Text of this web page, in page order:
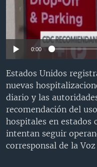
VENEZUELA
BRASIL
NICARAGUA
ECONOMÍA
ENTRETENIMIENTO Y
TECNOLOGÍA
CIENCIA Y SALUD
MULTIMEDIA
VIDEOS
FOTOGRAFÍA
PROGRAMAS TV
EL MUNDO AL DÍA
VISIÓN 360
LAS CLAVES
PANORAMA
RADIO
AUDIONOTICIAS
BUENOS DÍAS AMÉRICA
ESTADOS UNIDOS AL DÍA
EL MUNDO AL DÍA
FORO [RADIO]
DOCUMENTALES DE LA VOA
Learning English
SÍGANOS
0:00
Estados Unidos
nuevas
diario y las
recomendación del
hospitales en estados
intentan seguir
corresponsal de la